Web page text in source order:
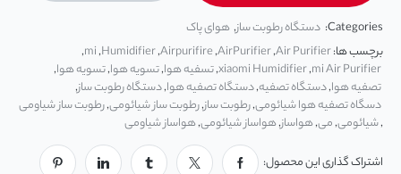
Categories: دستگاه رطوبت ساز,هوای پاک
برچسب ها:Air Purifier
,
AirPurifier
,
Airpurifire
,
Humidifier
,
mi
,
mi Air Purifier
,
xiaomi Humidifier
,تسفیه هوا,تسويه هوا,تسویه هوا,
تصفيه هوا,دستگاه تصفیه,دستگاه تصفیه هوا,دستگاه رطوبت ساز,
دسگاه تصفیه هوا شیائومی,رطوبت ساز,رطوبت ساز شیائومی,رطوبت ساز شیاومی
,شیائومی,می,هواساز,هواساز شیائومی,هواساز شیاومی
اشتراک گذاری این محصول: